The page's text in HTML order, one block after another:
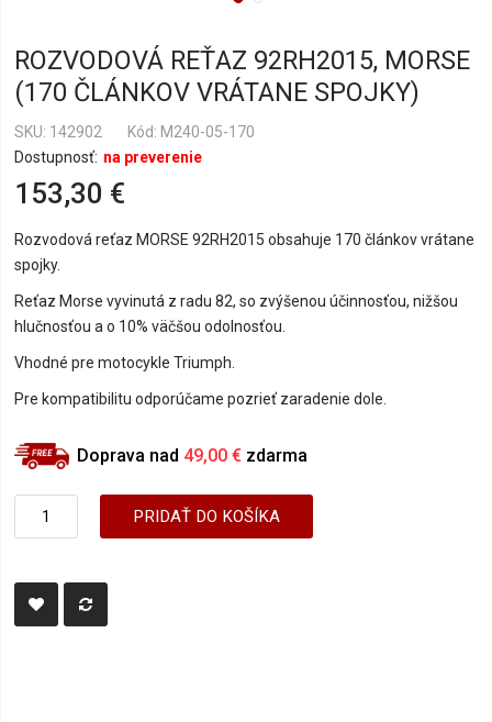
ROZVODOVÁ REŤAZ 92RH2015, MORSE
(170 ČLÁNKOV VRÁTANE SPOJKY)
Dostupnosť: na preverenie
SKU 142902 Kód: M240-05-170
153,30 €
Rozvodová reťaz MORSE 92RH2015 obsahuje 170 článkov vrátane
spojky.
Reťaz Morse vyvinutá z radu 82, so zvýšenou účinnosťou, nižšou
hlučnosťou a o 10% väčšou odolnosťou.
Vhodné pre motocykle Triumph.
Pre kompatibilitu odporúčame pozrieť zaradenie dole.
Doprava nad 49,00 € zdarma
PRIDAŤ DO KOŠÍKA